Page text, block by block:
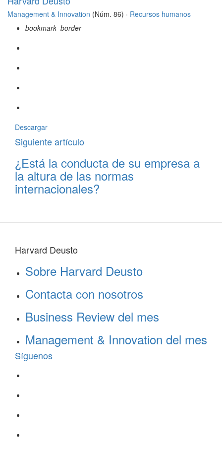
Management & Innovation (Núm. 86) · Recursos humanos
bookmark_border
Descargar
Siguiente artículo
¿Está la conducta de su empresa a
la altura de las normas
internacionales?
Harvard Deusto
Sobre Harvard Deusto
Contacta con nosotros
Business Review del mes
Management & Innovation del mes
Síguenos